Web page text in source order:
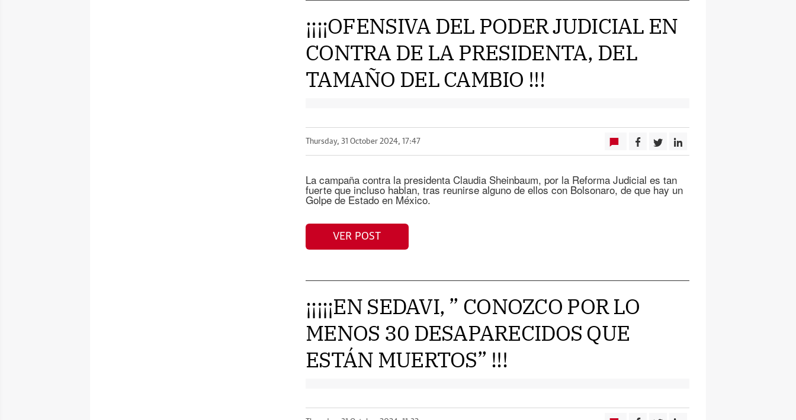
¡¡¡¡OFENSIVA DEL PODER JUDICIAL EN
CONTRA DE LA PRESIDENTA, DEL
TAMAÑO DEL CAMBIO !!!
Thursday, 31 October 2024, 17:47
La campaña contra la presidenta Claudia Sheinbaum, por la Reforma Judicial es tan
fuerte que incluso hablan, tras reunirse alguno de ellos con Bolsonaro, de que hay un
Golpe de Estado en México.
VER POST
¡¡¡¡¡EN SEDAVI, ” CONOZCO POR LO
MENOS 30 DESAPARECIDOS QUE
ESTÁN MUERTOS” !!!